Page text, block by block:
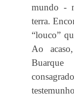
mundo -
terra.
“louco”
Ao